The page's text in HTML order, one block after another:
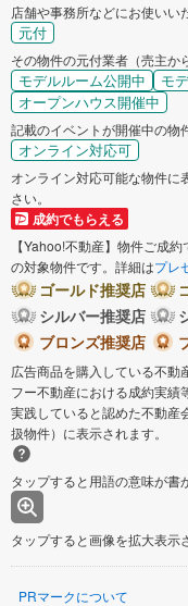
店舗や事務所などにお使いい
元付
その物件の元付業者（売主か
モデルルーム公開中 モ
オープンハウス開催中
記載のイベントが開催中の物
オンライン対応可
オンライン対応可能な物件に
さい。
成約でもらえる
【Yahoo!不動産】物件ご成
の対象物件です。詳細はプレ
ゴールド推奨店
シルバー推奨店
ブロンズ推奨店
広告商品を購入している不動
フー不動産における成約実績
実践していると認めた不動産
扱物件）に表示されます。
タップすると用語の意味が書
タップすると画像を拡大表示
PRマークについて